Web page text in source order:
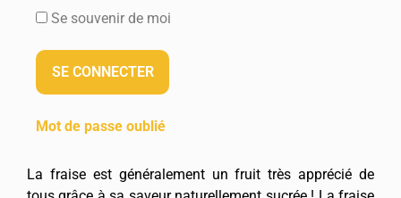
Se souvenir de moi
Mot de passe oublié
La fraise est généralement un fruit très apprécié de